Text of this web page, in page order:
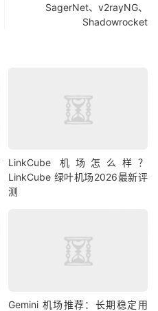
SagerNet、v2rayNG、
Shadowrocket
LinkCube 机场怎么样？
LinkCube 绿叶机场2026最新评
测
Gemini 机场推荐：长期稳定用